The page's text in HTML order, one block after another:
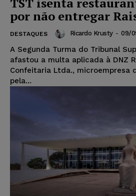
por não entregar
DESTAQUES Ricardo Krusty - 09/
A Segunda Turma do Tribunal
afastou a multa aplicada à DNZ
Confeitaria Ltda., microempresa
pela...